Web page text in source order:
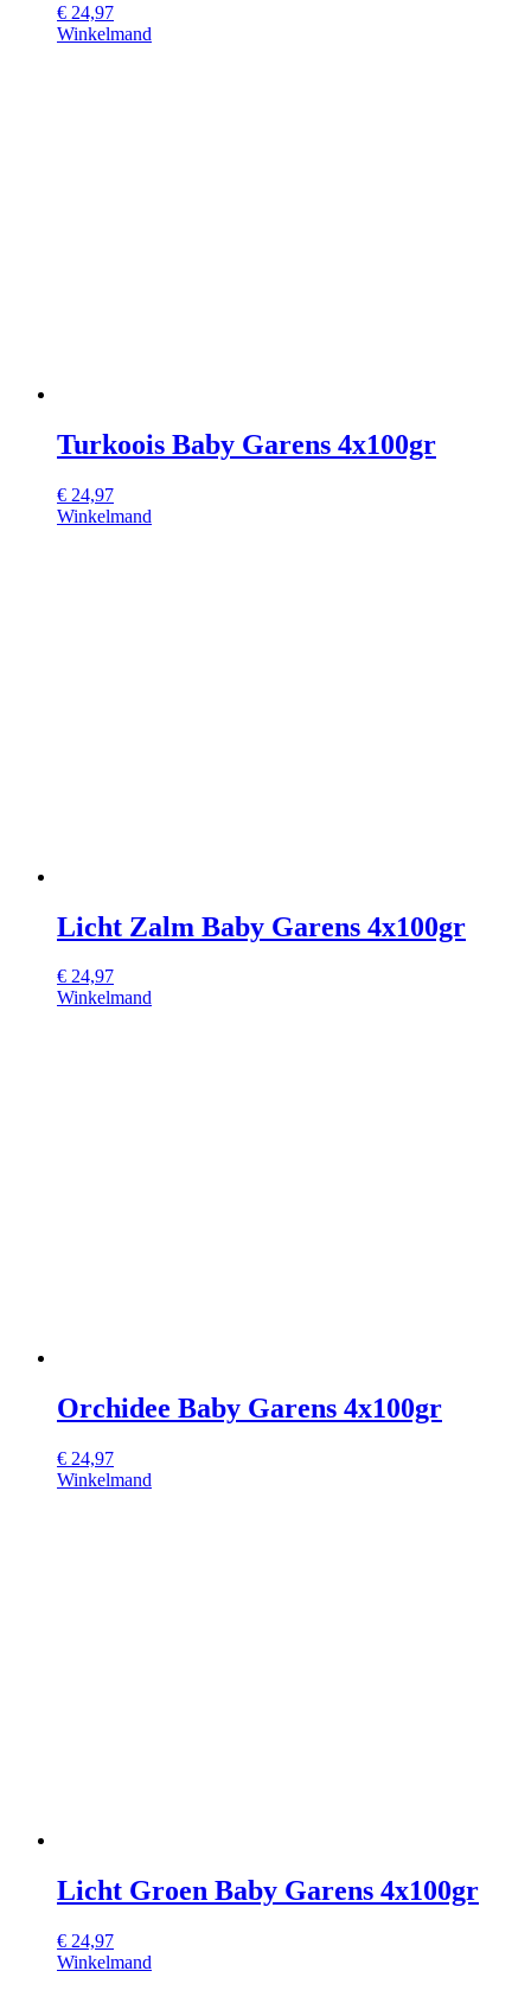
€ 24,97
Winkelmand
Turkoois Baby Garens 4x100gr
€ 24,97
Winkelmand
Licht Zalm Baby Garens 4x100gr
€ 24,97
Winkelmand
Orchidee Baby Garens 4x100gr
€ 24,97
Winkelmand
Licht Groen Baby Garens 4x100gr
€ 24,97
Winkelmand